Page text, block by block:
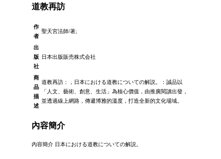
道教再訪
作
者
聖天宮法師/著;
出
版
社
日本出版販売株式会社
商
品
描
述
道教再訪：，日本における道教についての解説。：誠品以
「人文、藝術、創意、生活」為核心價值，由推廣閱讀出發，
並透過線上網路，傳遞博雅的溫度，打造全新的文化場域。
內容簡介
內容簡介 日本における道教についての解説。